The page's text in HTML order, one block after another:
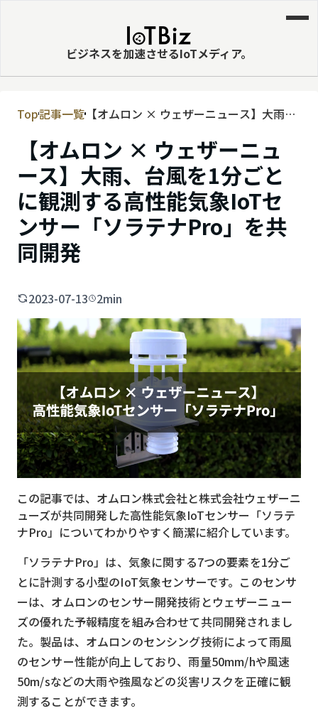
ビジネスを加速させるIoTメディア。
MVNE
エッジ
LPWA
DaaS
IaaS
PaaS
MVNO
スマート漁業
PR
5G
クラウド
M2M
VPN
スマート〇〇
スマート農業
ドローン
ロボット
スマート物流
IoT
DX
Top記事一覧【オムロン × ウェザーニュース】大雨、
センサー「ソラテナPro」を共同開発
【オムロン × ウェザーニュ
ース】大雨、台風を1分ごと
に観測する高性能気象IoTセ
ンサー「ソラテナPro」を共
同開発
2023-07-13 2min
この記事では、オムロン株式会社と株式会社ウェザーニ
ューズが共同開発した高性能気象IoTセンサー「ソラテ
ナPro」についてわかりやすく簡潔に紹介しています。
「ソラテナPro」は、気象に関する7つの要素を1分ご
とに計測する小型のIoT気象センサーです。このセンサ
ーは、オムロンのセンサー開発技術とウェザーニュー
ズの優れた予報精度を組み合わせて共同開発されまし
た。製品は、オムロンのセンシング技術によって雨風
のセンサー性能が向上しており、雨量50mm/hや風速
50m/sなどの大雨や強風などの災害リスクを正確に観
測することができます。